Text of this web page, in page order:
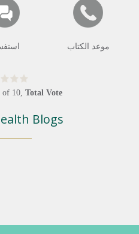
موعد الكتاب
of 10, Total Vote:
Blogs